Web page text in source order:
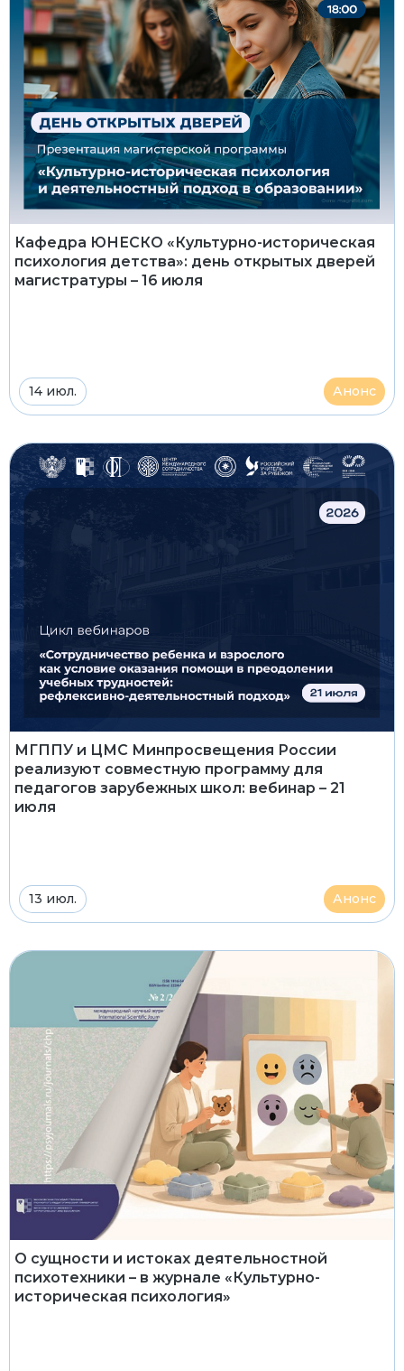
Кафедра ЮНЕСКО «Культурно-историческая
психология детства»: день открытых дверей
магистратуры – 16 июля
14 июл. Анонс
МГППУ и ЦМС Минпросвещения России
реализуют совместную программу для
педагогов зарубежных школ: вебинар – 21
июля
13 июл. Анонс
О сущности и истоках деятельностной
психотехники – в журнале «Культурно-
историческая психология»